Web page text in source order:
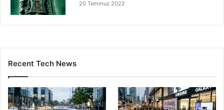
20 Temmuz 2022
Recent Tech News